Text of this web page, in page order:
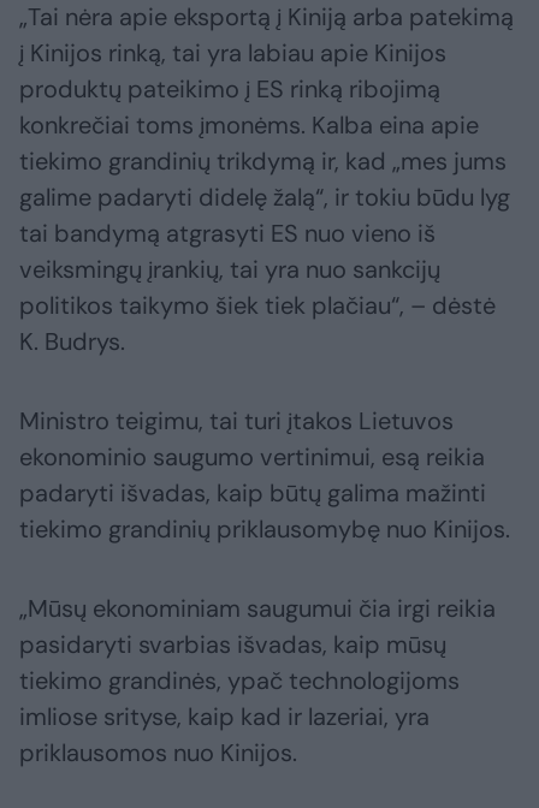
„Tai nėra apie eksportą į Kiniją arba patekimą
į Kinijos rinką, tai yra labiau apie Kinijos
produktų pateikimo į ES rinką ribojimą
konkrečiai toms įmonėms. Kalba eina apie
tiekimo grandinių trikdymą ir, kad „mes jums
galime padaryti didelę žalą“, ir tokiu būdu lyg
tai bandymą atgrasyti ES nuo vieno iš
veiksmingų įrankių, tai yra nuo sankcijų
politikos taikymo šiek tiek plačiau“, – dėstė
K. Budrys.
Ministro teigimu, tai turi įtakos Lietuvos
ekonominio saugumo vertinimui, esą reikia
padaryti išvadas, kaip būtų galima mažinti
tiekimo grandinių priklausomybę nuo Kinijos.
„Mūsų ekonominiam saugumui čia irgi reikia
pasidaryti svarbias išvadas, kaip mūsų
tiekimo grandinės, ypač technologijoms
imliose srityse, kaip kad ir lazeriai, yra
priklausomos nuo Kinijos.